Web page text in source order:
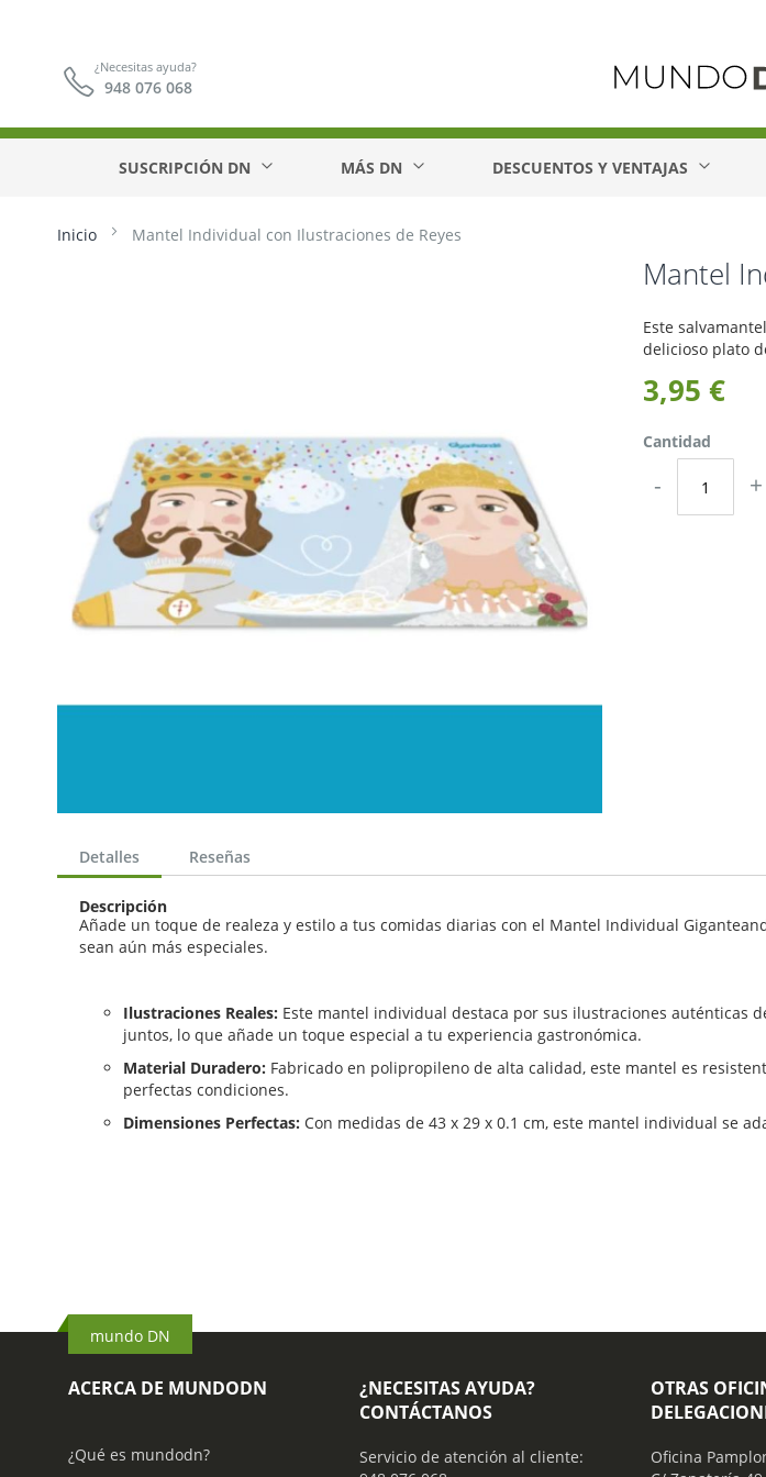
¿Necesitas ayuda?
948 076 068
SUSCRIPCIÓN DN MÁS DN DESCUENTOS Y VENTAJAS
Inicio Mantel Individual con Ilustraciones de Reyes
Mantel
Este
delicioso plato
3,95 €
Cantidad
- +
comienzo
galería
Detalles
Descripción
Añade un toque de realeza y estilo a tus comidas diarias con el Mantel Individual
sean aún más especiales.
Ilustraciones Reales: Este mantel individual destaca por sus ilustraciones auténticas
juntos, lo que añade un toque especial a tu experiencia gastronómica.
Material Duradero: Fabricado en polipropileno de alta calidad, este mantel es
perfectas condiciones.
Dimensiones Perfectas: Con medidas de 43 x 29 x 0.1 cm, este mantel individual se
Reseñas
mundo DN
ACERCA DE MUNDODN
¿Qué es mundodn?
¿NECESITAS AYUDA?
CONTÁCTANOS
Servicio de atención al cliente:
OTRAS
Oficina